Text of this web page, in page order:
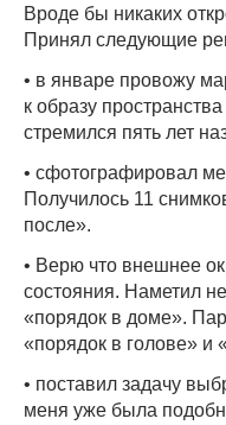
Вроде бы никаких
Принял следующие
• в январе провожу
к образу
стремился пять лет
• сфотографировал
Получилось 11
после».
• Верю что внешнее
состояния. Наметил
«порядок в доме».
«порядок в голове» и
• поставил задачу
меня уже была